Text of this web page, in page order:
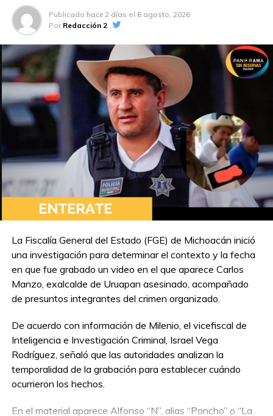
humanos durante el Mundial 2026 en México
NO TE PIERDAS
Presidente de la Federación de Futbol de
Irán destaca hospitalidad de Tijuana y Baja
California
Publicado hace 2 días el 6 agosto, 2026
Por Redacción 2
La Fiscalía General del Estado (FGE) de Michoacán inició
una investigación para determinar el contexto y la fecha
en que fue grabado un video en el que aparece Carlos
Manzo, exalcalde de Uruapan asesinado, acompañado
de presuntos integrantes del crimen organizado.
De acuerdo con información de Milenio, el vicefiscal de
Inteligencia e Investigación Criminal, Israel Vega
Rodríguez, señaló que las autoridades analizan la
temporalidad de la grabación para establecer cuándo
ocurrieron los hechos.
En el material aparece Alfonso “N”, alias “Poncho” o “La